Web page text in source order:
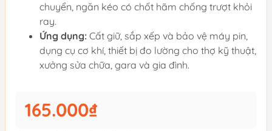
chuyển, ngăn kéo có chốt hãm chống trượt khỏi
ray.
Ứng dụng: Cất giữ, sắp xếp và bảo vệ máy pin,
dụng cụ cơ khí, thiết bị đo lường cho thợ kỹ thuật,
xưởng sửa chữa, gara và gia đình.
165.000₫